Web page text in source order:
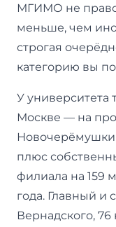
МГИМО не
меньше, чем
строгая
категорию вы
У университета
Москве — на
плюс
филиала на 159
года. Главный
Вернадского, 76